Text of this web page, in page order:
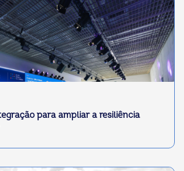
para ampliar a resiliência